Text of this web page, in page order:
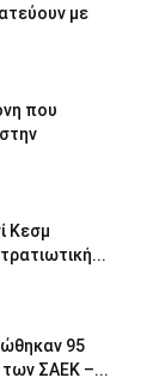
με
που
Κεσμ
95
των ΣΑΕΚ –...